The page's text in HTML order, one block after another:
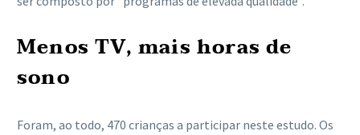
Menos TV, mais horas de
sono
Foram, ao todo, 470 crianças a participar neste estudo. Os